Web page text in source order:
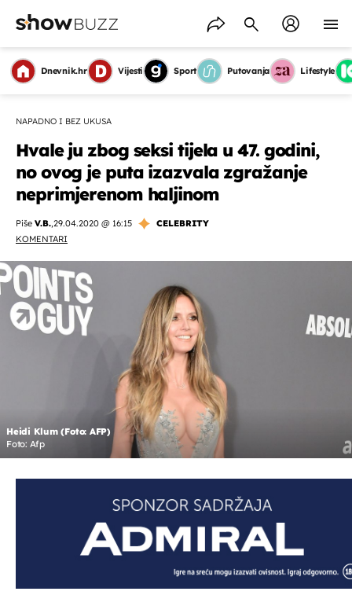
Dnevnik.hr Vijesti Sport Putovanja Lifestyle
NAPADNO I BEZ UKUSA
Hvale ju zbog seksi tijela u 47. godini,
no ovog je puta izazvala zgražanje
neprimjerenom haljinom
Piše V.B.,29.04.2020 @ 16:15
CELEBRITY
KOMENTARI
Heidi Klum (Foto: AFP)
Foto: Afp
OMOGUĆI OBAVIJESTI